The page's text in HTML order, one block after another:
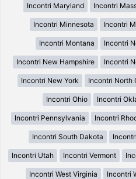
Incontri Maryland Incontri
Incontri Minnesota Incontri
Incontri Montana Incontri
Incontri New Hampshire Incontri
Incontri New York Incontri North
Incontri Ohio Incontri
Incontri Pennsylvania Incontri
Incontri South Dakota
Incontri Utah Incontri Vermont
Incontri West Virginia Incontri